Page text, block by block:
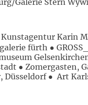
Karin
fürth ●
● Zomergasten,
Düsseldorf ● Art